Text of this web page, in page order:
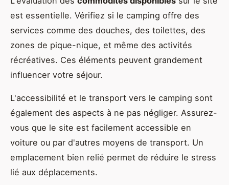
est essentielle. Vérifiez si le camping offre des
services comme des douches, des toilettes, des
zones de pique-nique, et même des activités
récréatives. Ces éléments peuvent grandement
influencer votre séjour.
L'accessibilité et le transport vers le camping sont
également des aspects à ne pas négliger. Assurez-
vous que le site est facilement accessible en
voiture ou par d'autres moyens de transport. Un
emplacement bien relié permet de réduire le stress
lié aux déplacements.